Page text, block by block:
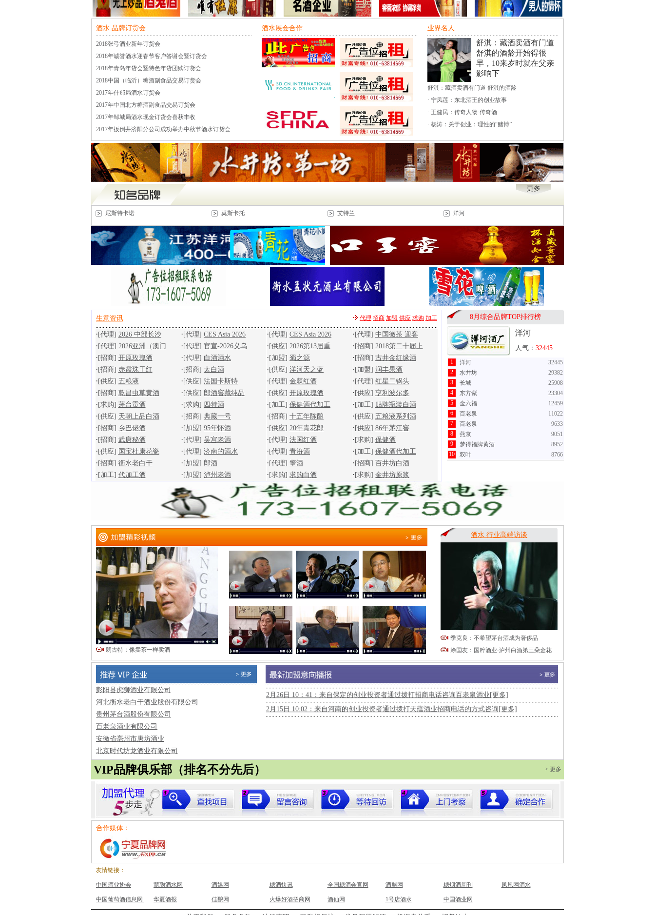
酒水 品牌订货会
2018张弓酒业新年订货会
2018年诚誉酒水迎春节客户答谢会暨订货会
2018年青岛年货会暨特色年货团购订货会
2018中国（临沂）糖酒副食品交易订货会
2017年什邡局酒水订货会
2017年中国北方糖酒副食品交易订货会
2017年邹城局酒水现金订货会喜获丰收
2017年扳倒井济阳分公司成功举办中秋节酒水订货会
酒水展会合作 业界名人
舒淇：藏酒卖酒有门道
舒淇的酒龄开始得很
早，10来岁时就在父亲
影响下
舒淇：藏酒卖酒有门道 舒淇的酒龄
· 宁凤莲：东北酒王的创业故事
· 王健民：传奇人物·传奇酒
· 杨涛：关于创业：理性的“赌博”
尼斯特卡诺 莫斯卡托 艾特兰 洋河
生意资讯 代理 招商 加盟 供应 求购 加工
· [代理] 2026 中部长沙 · [代理] CES Asia 2026 · [代理] CES Asia 2026 · [代理] 中国徽茶 迎客
· [代理] 2026亚洲（澳门 · [代理] 官宣-2026义乌 · [供应] 2026第13届重 · [招商] 2018第二十届上
· [招商] 开原玫瑰酒 · [代理] 白酒酒水 · [加盟] 蜀之源 · [招商] 古井金红缘酒
· [招商] 赤霞珠干红 · [招商] 太白酒 · [供应] 洋河天之蓝 · [加盟] 润丰果酒
· [供应] 五粮液 · [供应] 法国卡斯特 · [代理] 金棘红酒 · [代理] 红星二锅头
· [招商] 乾昌虫草黄酒 · [供应] 郎酒窖藏纯品 · [供应] 开原玫瑰酒 · [供应] 亨利波尔多
· [求购] 茅台贡酒 · [求购] 四特酒 · [加工] 保健酒代加工 · [加工] 贴牌瓶装白酒
· [供应] 天朝上品白酒 · [招商] 典藏一号 · [招商] 十五年陈酿 · [供应] 五粮液系列酒
· [招商] 乡巴佬酒 · [加盟] 95年怀酒 · [供应] 20年青花郎 · [供应] 86年茅江窖
· [招商] 武唐秘酒 · [代理] 吴宫老酒 · [代理] 法国红酒 · [求购] 保健酒
· [供应] 国宝杜康花瓷 · [代理] 济南的酒水 · [代理] 青汾酒 · [加工] 保健酒代加工
· [招商] 衡水老白干 · [加盟] 郎酒 · [代理] 擎酒 · [招商] 百井坊白酒
· [加工] 代加工酒 · [加盟] 泸州老酒 · [求购] 求购白酒 · [求购] 金井坊原浆
8月综合品牌TOP排行榜
洋河
人气： 32445
1 洋河
32445
2
水井坊
29382
3
长城
25908
4
东方紫
23304
5
金六福
12459
6
百老泉
11022
7
百老泉
9633
8
燕京
9051
9
梦得福牌黄酒
8952
10
双叶 8766
朗古特：像卖茶一样卖酒
酒水 行业高端访谈
季克良：不希望茅台酒成为奢侈品
涂国友：国粹酒业-泸州白酒第三朵金花
彭阳县虎狮酒业有限公司
河北衡水老白干酒业股份有限公司
贵州茅台酒股份有限公司
百老泉酒业有限公司
安徽省亳州市唐坊酒业
北京时代坊龙酒业有限公司
3月1日 10:59：来自山西创业投资者与金开酒业招商部电话洽谈合作事宜 [更多]
2月27日 15:50：来自江苏的创业投资者与赊店老酒品牌合作部洽谈品牌合作 [更多]
2月26日 12:19：来自张家口的简女士对华润雪花啤酒产生意向：请电话联系我。 [更多]
2月26日 10：41：来自保定的创业投资者通过拨打招商电话咨询百老泉酒业[更多]
2月15日 10:02：来自河南的创业投资者通过拨打天蕴酒业招商电话的方式咨询[更多]
VIP品牌俱乐部（排名不分先后） > 更多
合作媒体：
友情链接：
中国酒业协会 慧聪酒水网 酒媒网 糖酒快讯 全国糖酒会官网 酒斛网 糖烟酒周刊 凤凰网酒水
中国葡萄酒信息网 华夏酒报 佳酿网 火爆好酒招商网 酒仙网 1号店酒水 中国酒业网